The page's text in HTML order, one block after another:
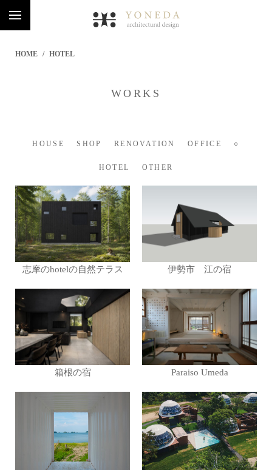
HOME HOTEL
WORKS
HOUSE SHOP RENOVATION OFFICE ○
HOTEL OTHER
志摩のhotelの自然テラス 伊勢市 江の宿
箱根の宿 Paraiso Umeda